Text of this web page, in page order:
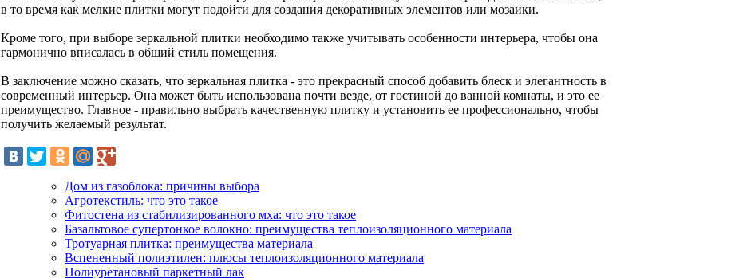
в то время как мелкие плитки могут подойти для создания декоративных элементов или мозаики.
Кроме того, при выборе зеркальной плитки необходимо также учитывать особенности интерьера, чтобы она
гармонично вписалась в общий стиль помещения.
В заключение можно сказать, что зеркальная плитка - это прекрасный способ добавить блеск и элегантность в
современный интерьер. Она может быть использована почти везде, от гостиной до ванной комнаты, и это ее
преимущество. Главное - правильно выбрать качественную плитку и установить ее профессионально, чтобы
получить желаемый результат.
Дом из газоблока: причины выбора
Агротекстиль: что это такое
Фитостена из стабилизированного мха: что это такое
Базальтовое супертонкое волокно: преимущества теплоизоляционного материала
Тротуарная плитка: преимущества материала
Вспененный полиэтилен: плюсы теплоизоляционного материала
Полиуретановый паркетный лак